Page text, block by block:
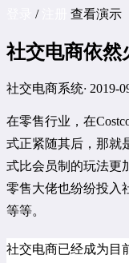
/注册 查看演示
社交电商依然
社交电商系统· 2019-
在零售行业，在
式正紧随其后，那就
式比会员制的玩法更
零售大佬也纷纷投入
等等。
社交电商已经成为目